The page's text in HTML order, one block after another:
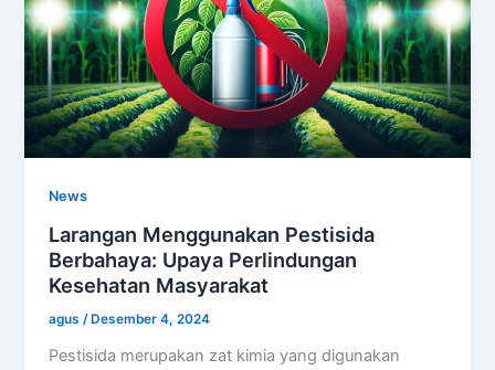
News
Larangan Menggunakan Pestisida
Berbahaya: Upaya Perlindungan
Kesehatan Masyarakat
agus/Desember 4, 2024
Pestisida merupakan zat kimia yang digunakan